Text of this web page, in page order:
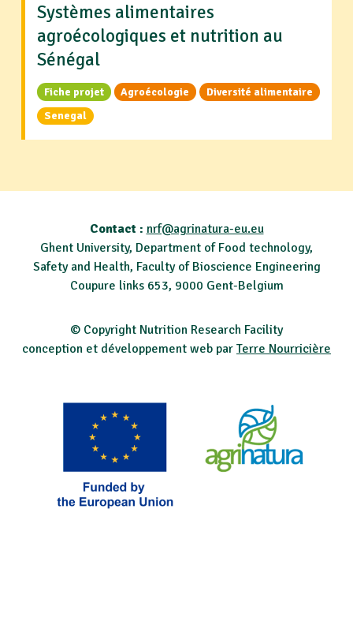
Systèmes alimentaires
agroécologiques et nutrition au
Sénégal
Fiche projet Agroécologie
Diversité alimentaire
Senegal
Contact : nrf@agrinatura-eu.eu
Ghent University, Department of Food technology,
Safety and Health, Faculty of Bioscience Engineering
Coupure links 653, 9000 Gent-Belgium
© Copyright Nutrition Research Facility
conception et développement web par Terre Nourricière